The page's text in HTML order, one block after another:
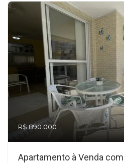
R$ 890.000
Apartamento à Venda